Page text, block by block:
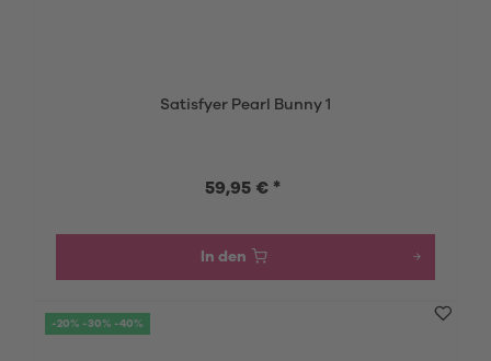
Satisfyer Pearl Bunny 1
59,95 € *
In den
-20% -30% -40%